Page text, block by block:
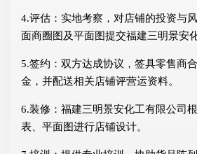
4.评估：实地考察，对店铺的投资与
面商圈图及平面图提交福建三明景安
5.签约：双方达成协议，签具零售商
金，并配送相关店铺评营运资料。
6.装修：福建三明景安化工有限公司
表、平面图进行店铺设计。